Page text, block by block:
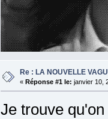
Re : LA NOUVELLE
« Réponse #1 le: janvier 10,
Je trouve